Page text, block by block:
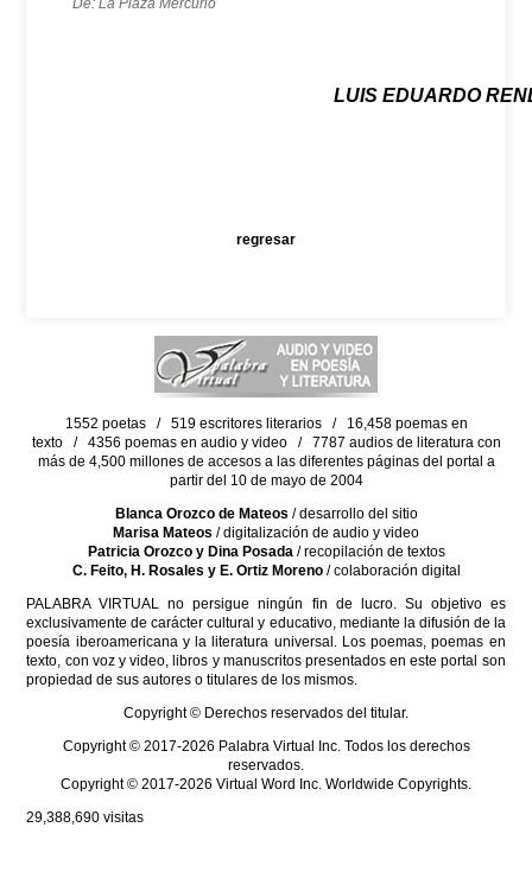
De: La Plaza Mercurio
LUIS EDUARDO
regresar
1552 poetas / 519 escritores literarios / 16,458 poemas en
texto / 4356 poemas en audio y video / 7787 audios de literatura con
más de 4,500 millones de accesos a las diferentes páginas del portal a
partir del 10 de mayo de 2004
Blanca Orozco de Mateos / desarrollo del sitio
Marisa Mateos / digitalización de audio y video
Patricia Orozco y Dina Posada/ recopilación de textos
C. Feito, H. Rosales y E. Ortiz Moreno/ colaboración digital
PALABRA VIRTUAL no persigue ningún fin de lucro. Su objetivo es
exclusivamente de carácter cultural y educativo, mediante la difusión de la
poesía iberoamericana y la literatura universal. Los poemas, poemas en
texto, con voz y video, libros y manuscritos presentados en este portal son
propiedad de sus autores o titulares de los mismos.
Copyright © Derechos reservados del titular.
Copyright © 2017-2026 Palabra Virtual Inc. Todos los derechos
reservados.
Copyright © 2017-2026 Virtual Word Inc. Worldwide Copyrights.
29,388,690 visitas